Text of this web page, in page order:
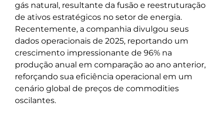
gás natural, resultante da fusão e reestruturação
de ativos estratégicos no setor de energia.
Recentemente, a companhia divulgou seus
dados operacionais de 2025, reportando um
crescimento impressionante de 96% na
produção anual em comparação ao ano anterior,
reforçando sua eficiência operacional em um
cenário global de preços de commodities
oscilantes.